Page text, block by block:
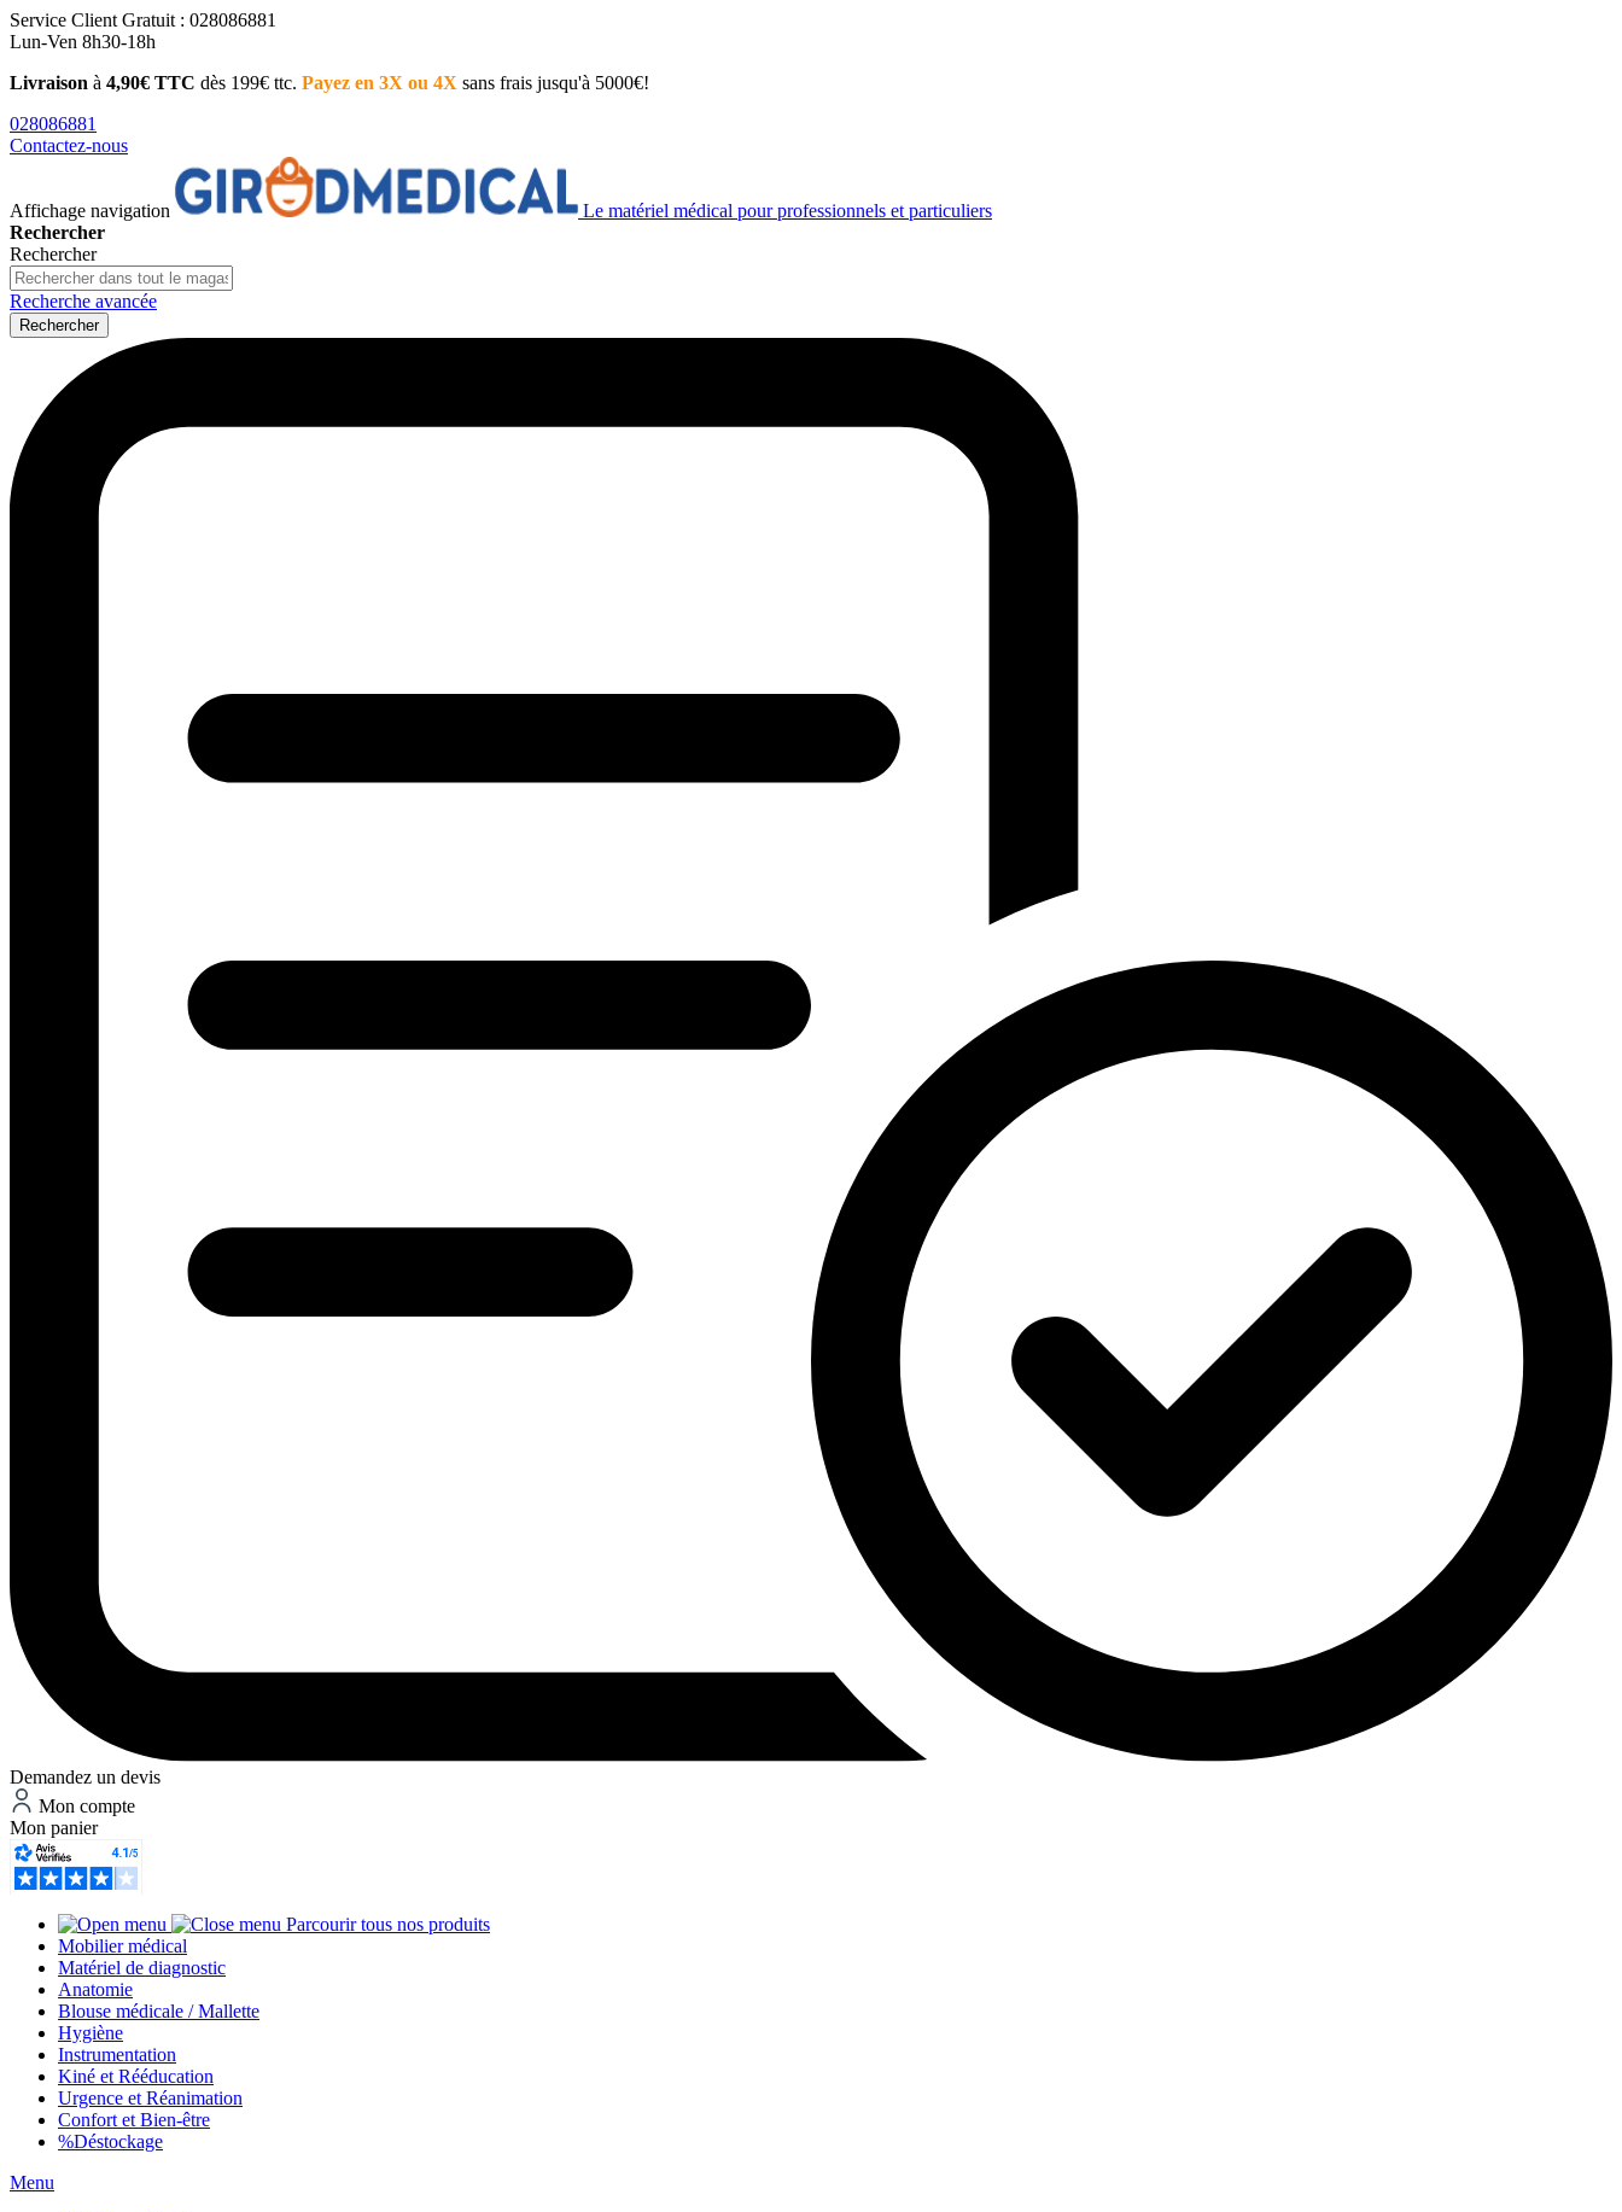
Service Client Gratuit : 028086881
Lun-Ven 8h30-18h
Livraison à 4,90€ TTC dès 199€ ttc. Payez en 3X ou 4X sans frais jusqu'à 5000€!
028086881
Contactez-nous
Affichage navigation
Le matériel médical pour professionnels et particuliers
Rechercher
Rechercher
Recherche avancée
Rechercher
Demandez un devis
Mon compte
Mon panier
Parcourir tous nos produits
Mobilier médical
Matériel de diagnostic
Anatomie
Blouse médicale / Mallette
Hygiène
Instrumentation
Kiné et Rééducation
Urgence et Réanimation
Confort et Bien-être
%Déstockage
Menu